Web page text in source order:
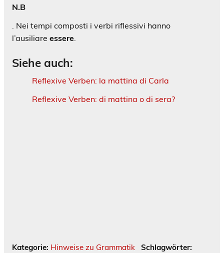
N.B
. Nei tempi composti i verbi riflessivi hanno
l’ausiliare essere
Siehe auch:
Reflexive Verben: la mattina di Carla
Reflexive Verben: di mattina o di sera?
Kategorie: Hinweise zu Grammatik
Schlagwörter: